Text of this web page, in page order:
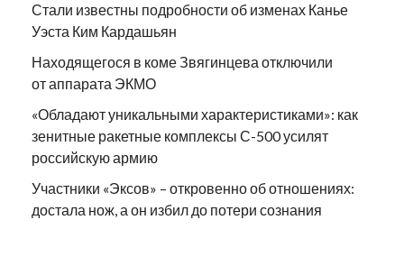
Стали известны подробности об изменах Канье
Уэста Ким Кардашьян
Находящегося в коме Звягинцева отключили
от аппарата ЭКМО
«Обладают уникальными характеристиками»: как
зенитные ракетные комплексы С-500 усилят
российскую армию
Участники «Эксов» – откровенно об отношениях:
достала нож, а он избил до потери сознания